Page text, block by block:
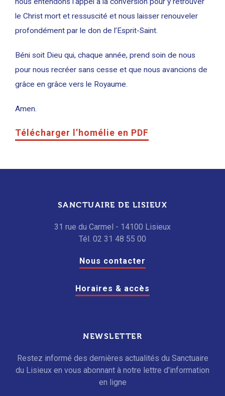
le Christ mort et ressuscité et nous laisser renouveler
profondément par le don de l’Esprit-Saint.
Béni soit Dieu qui, chaque année, prend soin de nous
pour nous recréer sans cesse et que nous avancions de
grâce en grâce vers le Royaume.
Amen.
Télécharger l’homélie en PDF
SANCTUAIRE DE LISIEUX
31 rue du Carmel - 14100 Lisieux
Tél. 02 31 48 55 00
Nous contacter
Horaires & accès
NEWSLETTER
Restez informé des dernières actualités du Sanctuaire
du Lisieux en vous abonnant à notre lettre d'information
en ligne